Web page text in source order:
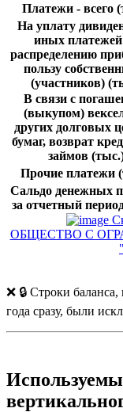
Платежи - всего
На уплату
иных
распределению
пользу
(участников)
В связи с
(выкупом)
других долговых
бумаг, возврат
займов
Прочие платежи
Сальдо денежных
за отчетный
ОБЩЕСТВО С
❌ 🔒 Строки
года сразу, были